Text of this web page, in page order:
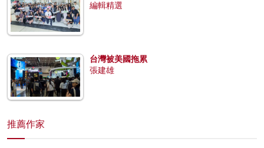
編輯精選
台灣被美國拖累
張建雄
推薦作家